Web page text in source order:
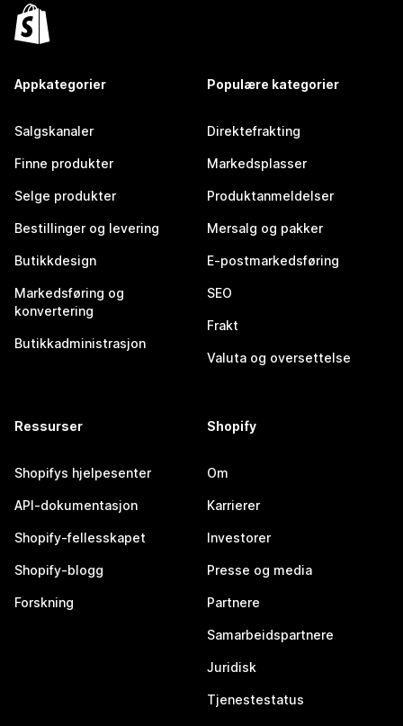
Appkategorier
Salgskanaler
Finne produkter
Selge produkter
Bestillinger og levering
Butikkdesign
Markedsføring og
konvertering
Butikkadministrasjon
Populære kategorier
Direktefrakting
Markedsplasser
Produktanmeldelser
Mersalg og pakker
E-postmarkedsføring
SEO
Frakt
Valuta og oversettelse
Ressurser
Shopifys hjelpesenter
API-dokumentasjon
Shopify-fellesskapet
Shopify-blogg
Forskning
Shopify
Om
Karrierer
Investorer
Presse og media
Partnere
Samarbeidspartnere
Juridisk
Tjenestestatus